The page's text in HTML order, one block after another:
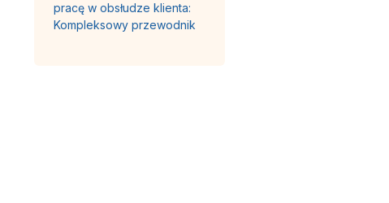
pracę w obsłudze klienta:
Kompleksowy przewodnik